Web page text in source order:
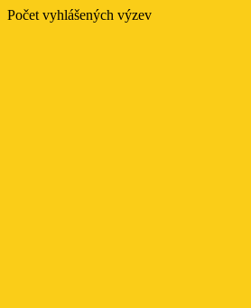
Počet vyhlášených výzev